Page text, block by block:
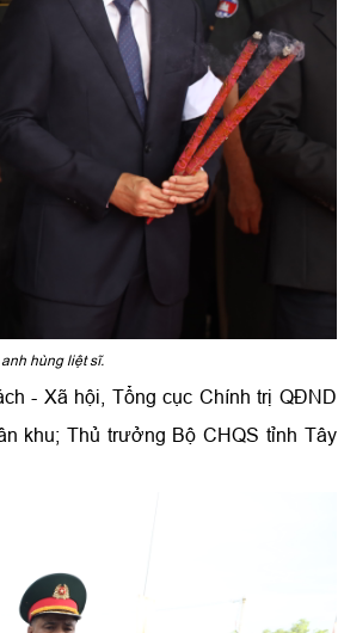
hùng liệt sĩ.
- Xã hội, Tổng cục Chính trị QĐND
khu; Thủ trưởng Bộ CHQS tỉnh Tây